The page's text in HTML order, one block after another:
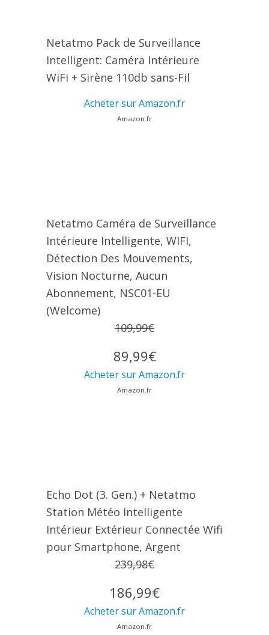
Netatmo Pack de Surveillance
Intelligent: Caméra Intérieure
WiFi + Sirène 110db sans-Fil
Acheter sur Amazon.fr
Amazon.fr
Netatmo Caméra de Surveillance
Intérieure Intelligente, WIFI,
Détection Des Mouvements,
Vision Nocturne, Aucun
Abonnement, NSC01-EU
(Welcome)
109,99€
89,99€
Acheter sur Amazon.fr
Amazon.fr
Echo Dot (3. Gen.) + Netatmo
Station Météo Intelligente
Intérieur Extérieur Connectée Wifi
pour Smartphone, Argent
239,98€
186,99€
Acheter sur Amazon.fr
Amazon.fr